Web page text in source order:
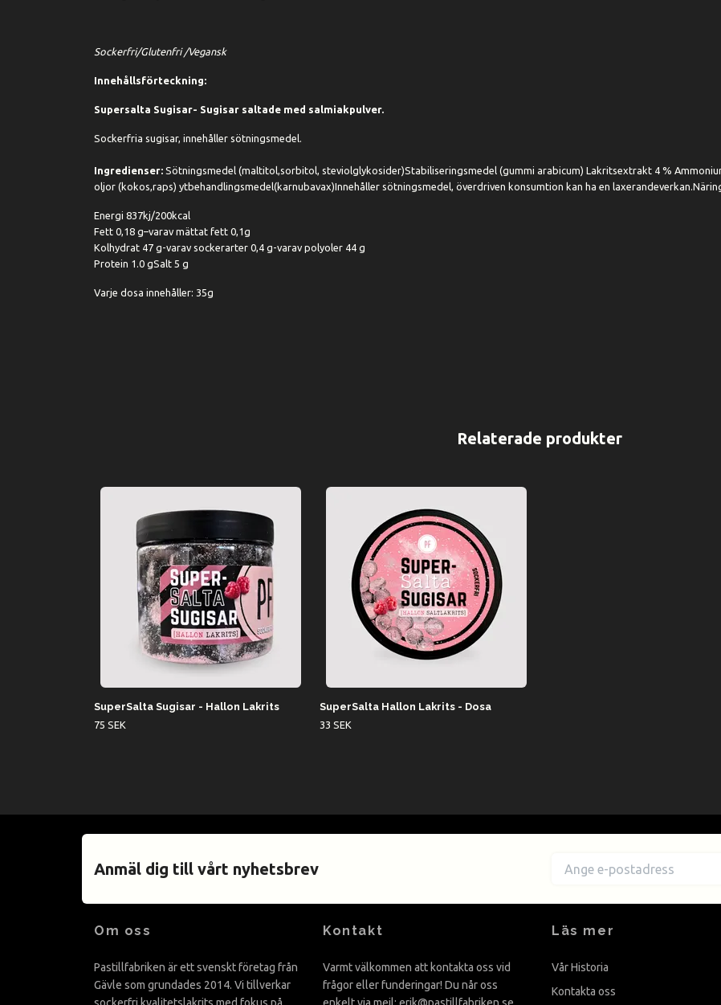
Sockerfri/Glutenfri /Vegansk
Innehållsförteckning:
Supersalta Sugisar- Sugisar saltade med salmiakpulver.
Sockerfria sugisar, innehåller sötningsmedel.
Ingredienser: Sötningsmedel (maltitol,sorbitol, steviolglykosider)Stabiliseringsmedel (gummi arabicum) Lakritsextrakt 4 %
oljor (kokos,raps) ytbehandlingsmedel(karnubavax)Innehåller sötningsmedel, överdriven konsumtion kan ha en
Energi 837kj/200kcal
Fett 0,18 g–varav mättat fett 0,1g
Kolhydrat 47 g-varav sockerarter 0,4 g-varav polyoler 44 g
Protein 1.0 gSalt 5 g
Varje dosa innehåller: 35g
SuperSalta Sugisar - Hallon Lakrits
75 SEK
SuperSalta Hallon Lakrits - Dosa
33 SEK
Anmäl dig till vårt nyhetsbrev
Om oss
Pastillfabriken är ett svenskt företag från
Gävle som grundades 2014. Vi tillverkar
Kontakt
Varmt välkommen att kontakta oss vid
frågor eller funderingar! Du når oss
Läs mer
Vår Historia
Kontakta oss